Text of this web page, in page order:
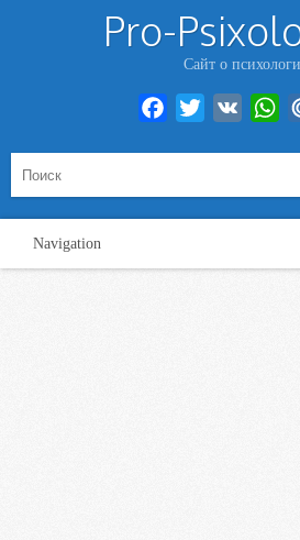
Pro-
Сайт о
Facebook
Twitter VK
Navigation